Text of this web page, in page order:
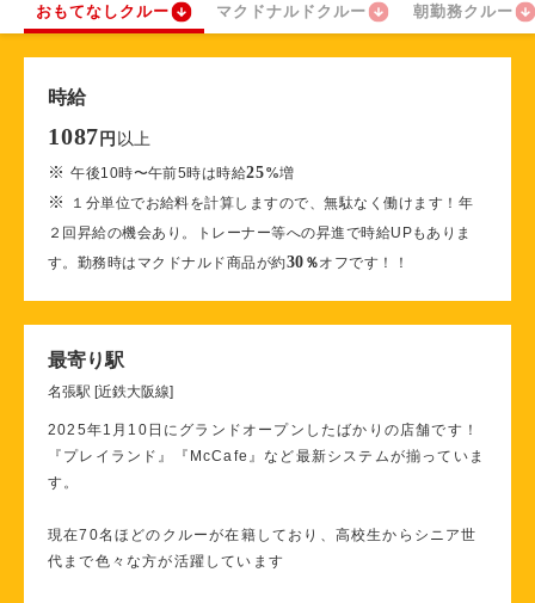
おもてなしクルー マクドナルドクルー 朝勤務クルー
時給
1087 円 以上
※午後10時〜午前5時は時給25%増
※
１分単位でお給料を計算しますので、無駄なく働けます！年
２回昇給の機会あり。トレーナー等への昇進で時給UPもありま
す。勤務時はマクドナルド商品が約30 ％オフです！！
最寄り駅
名張駅 [近鉄大阪線]
2025年1月10日にグランドオープンしたばかりの店舗です！
『プレイランド』『McCafe』など最新システムが揃っていま
す。
現在70名ほどのクルーが在籍しており、高校生からシニア世
代まで色々な方が活躍しています